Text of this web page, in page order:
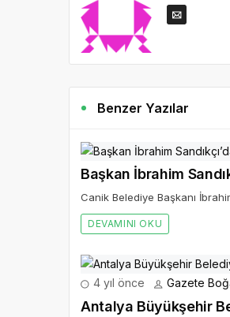
Benzer Yazılar
Başkan İbrahim
Canik Belediye Başkanı
DEVAMINI OKU
4 yıl önce Gazete
Antalya Büyükşehir